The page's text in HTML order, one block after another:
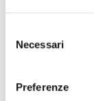
delNecessari
Preferenze
Clicca qui